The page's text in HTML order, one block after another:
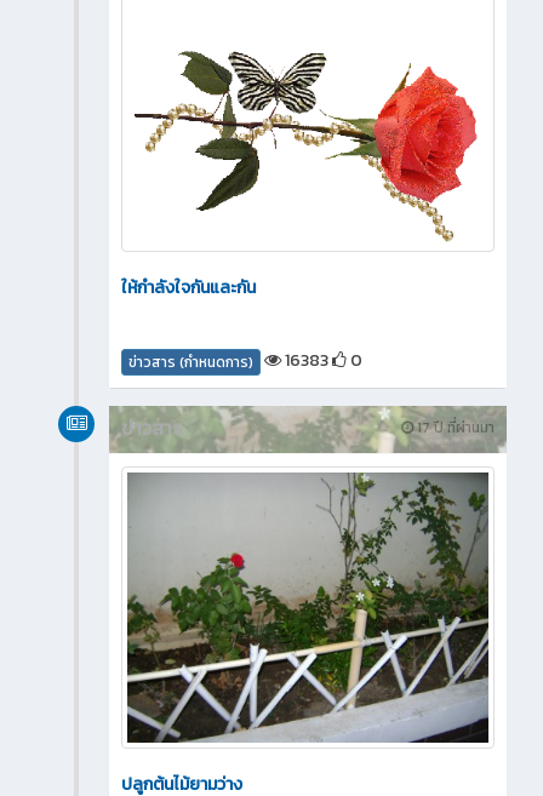
ให้กำลังใจกันและกัน
ข่าวสาร (กำหนดการ) 16383 0
17 ปี ที่ผ่านมา
ข่าวสาร
ปลูกต้นไม้ยามว่าง